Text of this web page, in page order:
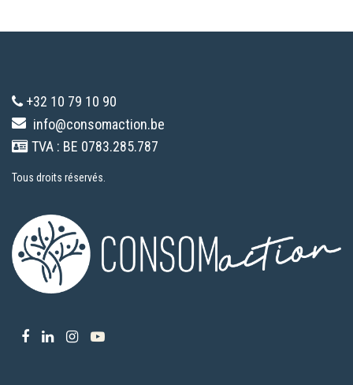
+32 10 79 10 90
info@consomaction.be
TVA : BE 0783.285.787
Tous droits réservés.